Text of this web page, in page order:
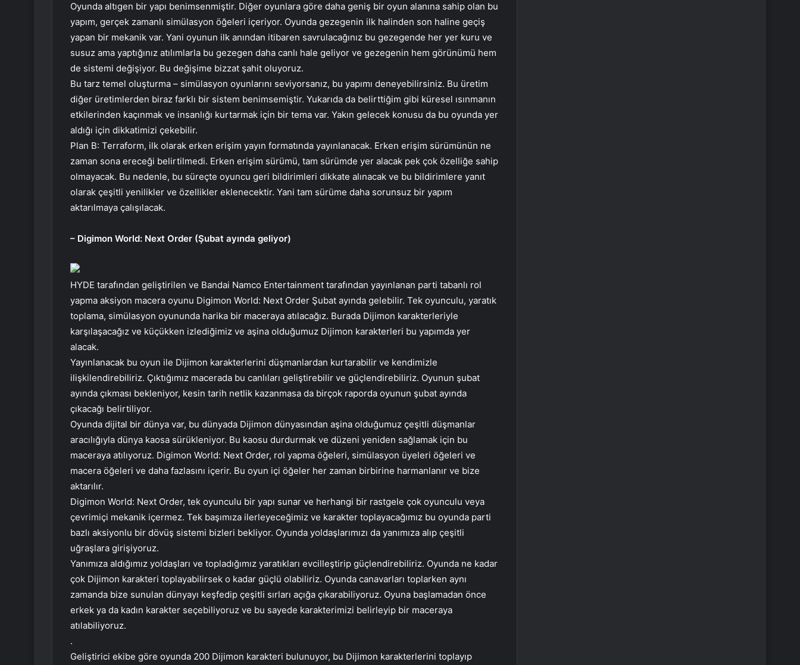
Oyunda altıgen bir yapı benimsenmiştir. Diğer oyunlara göre daha geniş bir oyun alanına sahip olan bu
yapım, gerçek zamanlı simülasyon öğeleri içeriyor. Oyunda gezegenin ilk halinden son haline geçiş
yapan bir mekanik var. Yani oyunun ilk anından itibaren savrulacağınız bu gezegende her yer kuru ve
susuz ama yaptığınız atılımlarla bu gezegen daha canlı hale geliyor ve gezegenin hem görünümü hem
de sistemi değişiyor. Bu değişime bizzat şahit oluyoruz.
Bu tarz temel oluşturma – simülasyon oyunlarını seviyorsanız, bu yapımı deneyebilirsiniz. Bu üretim
diğer üretimlerden biraz farklı bir sistem benimsemiştir. Yukarıda da belirttiğim gibi küresel ısınmanın
etkilerinden kaçınmak ve insanlığı kurtarmak için bir tema var. Yakın gelecek konusu da bu oyunda yer
aldığı için dikkatimizi çekebilir.
Plan B: Terraform, ilk olarak erken erişim yayın formatında yayınlanacak. Erken erişim sürümünün ne
zaman sona ereceği belirtilmedi. Erken erişim sürümü, tam sürümde yer alacak pek çok özelliğe sahip
olmayacak. Bu nedenle, bu süreçte oyuncu geri bildirimleri dikkate alınacak ve bu bildirimlere yanıt
olarak çeşitli yenilikler ve özellikler eklenecektir. Yani tam sürüme daha sorunsuz bir yapım
aktarılmaya çalışılacak.
– Digimon World: Next Order (Şubat ayında geliyor)
HYDE tarafından geliştirilen ve Bandai Namco Entertainment tarafından yayınlanan parti tabanlı rol
yapma aksiyon macera oyunu Digimon World: Next Order Şubat ayında gelebilir. Tek oyunculu, yaratık
toplama, simülasyon oyununda harika bir maceraya atılacağız. Burada Dijimon karakterleriyle
karşılaşacağız ve küçükken izlediğimiz ve aşina olduğumuz Dijimon karakterleri bu yapımda yer
alacak.
Yayınlanacak bu oyun ile Dijimon karakterlerini düşmanlardan kurtarabilir ve kendimizle
ilişkilendirebiliriz. Çıktığımız macerada bu canlıları geliştirebilir ve güçlendirebiliriz. Oyunun şubat
ayında çıkması bekleniyor, kesin tarih netlik kazanmasa da birçok raporda oyunun şubat ayında
çıkacağı belirtiliyor.
Oyunda dijital bir dünya var, bu dünyada Dijimon dünyasından aşina olduğumuz çeşitli düşmanlar
aracılığıyla dünya kaosa sürükleniyor. Bu kaosu durdurmak ve düzeni yeniden sağlamak için bu
maceraya atılıyoruz. Digimon World: Next Order, rol yapma öğeleri, simülasyon üyeleri öğeleri ve
macera öğeleri ve daha fazlasını içerir. Bu oyun içi öğeler her zaman birbirine harmanlanır ve bize
aktarılır.
Digimon World: Next Order, tek oyunculu bir yapı sunar ve herhangi bir rastgele çok oyunculu veya
çevrimiçi mekanik içermez. Tek başımıza ilerleyeceğimiz ve karakter toplayacağımız bu oyunda parti
bazlı aksiyonlu bir dövüş sistemi bizleri bekliyor. Oyunda yoldaşlarımızı da yanımıza alıp çeşitli
uğraşlara girişiyoruz.
Yanımıza aldığımız yoldaşları ve topladığımız yaratıkları evcilleştirip güçlendirebiliriz. Oyunda ne kadar
çok Dijimon karakteri toplayabilirsek o kadar güçlü olabiliriz. Oyunda canavarları toplarken aynı
zamanda bize sunulan dünyayı keşfedip çeşitli sırları açığa çıkarabiliyoruz. Oyuna başlamadan önce
erkek ya da kadın karakter seçebiliyoruz ve bu sayede karakterimizi belirleyip bir maceraya
atılabiliyoruz.
.
Geliştirici ekibe göre oyunda 200 Dijimon karakteri bulunuyor, bu Dijimon karakterlerini toplayıp